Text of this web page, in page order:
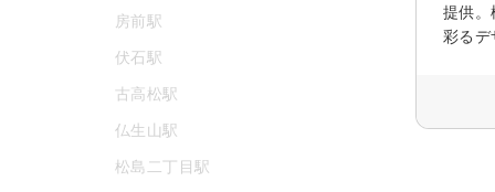
提供。
彩るデ
房前駅
伏石駅
古高松駅
仏生山駅
松島二丁目駅